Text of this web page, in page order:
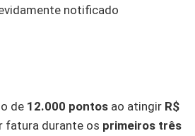
notificado
de 12.000 pontos ao atingir R$
fatura durante os primeiros três